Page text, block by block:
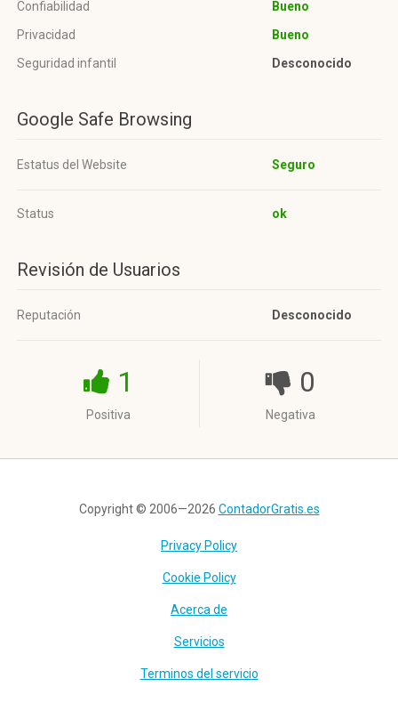
Confiabilidad
Bueno
Privacidad
Bueno
Seguridad infantil
Desconocido
Google Safe Browsing
Estatus del Website Seguro
Status ok
Revisión de Usuarios
Reputación Desconocido
1
Positiva
0
Negativa
Copyright © 2006—2026 ContadorGratis.es
Privacy Policy
Cookie Policy
Acerca de
Servicios
Terminos del servicio